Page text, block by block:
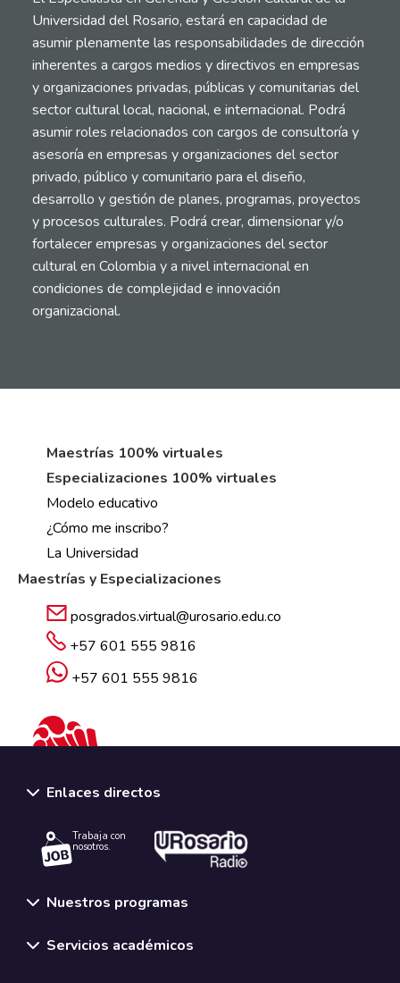
Universidad del Rosario, estará en capacidad de
asumir plenamente las responsabilidades de dirección
inherentes a cargos medios y directivos en empresas
y organizaciones privadas, públicas y comunitarias del
sector cultural local, nacional, e internacional. Podrá
asumir roles relacionados con cargos de consultoría y
asesoría en empresas y organizaciones del sector
privado, público y comunitario para el diseño,
desarrollo y gestión de planes, programas, proyectos
y procesos culturales. Podrá crear, dimensionar y/o
fortalecer empresas y organizaciones del sector
cultural en Colombia y a nivel internacional en
condiciones de complejidad e innovación
organizacional.
Maestrías 100% virtuales
Especializaciones 100% virtuales
Modelo educativo
¿Cómo me inscribo?
La Universidad
Maestrías y Especializaciones
posgrados.virtual@urosario.edu.co
+57 601 555 9816
+57 601 555 9816
Enlaces directos
Trabaja con
nosotros.
Nuestros programas
Servicios académicos